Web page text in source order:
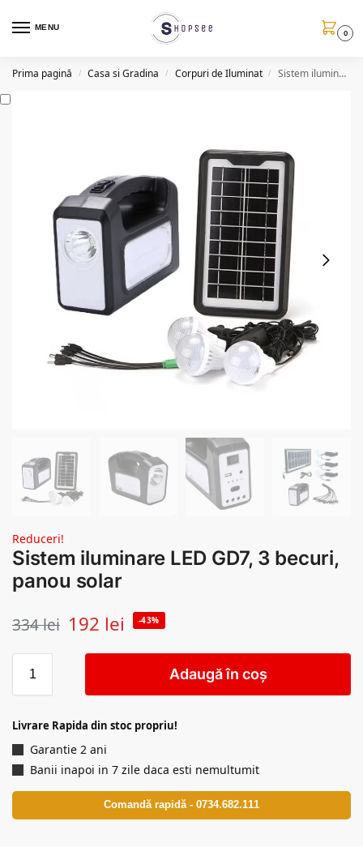
MENU
0
Prima pagină / Casa si Gradina / Corpuri de Iluminat / Sistem iluminare LED GD7, 3 becuri, panou solar
Reduceri!
Sistem iluminare LED GD7, 3 becuri,
panou solar
334lei 192 lei -43%
Adaugă în coș
Livrare Rapida din stoc propriu!
Garantie 2 ani
Banii inapoi in 7 zile daca esti nemultumit
Comandă rapidă - 0734.682.111